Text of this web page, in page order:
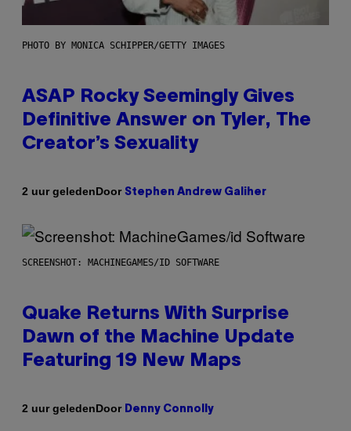
PHOTO BY MONICA SCHIPPER/GETTY IMAGES
ASAP Rocky Seemingly Gives
Definitive Answer on Tyler, The
Creator’s Sexuality
2 uur geledenDoor Stephen Andrew Galiher
SCREENSHOT: MACHINEGAMES/ID SOFTWARE
Quake Returns With Surprise
Dawn of the Machine Update
Featuring 19 New Maps
2 uur geledenDoor Denny Connolly